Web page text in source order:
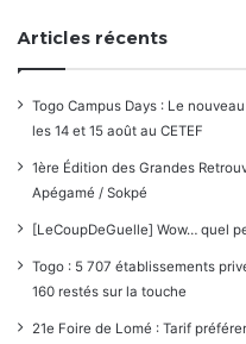
Articles récents
Togo Campus Days : Le
les 14 et 15 août au CETEF
1ère Édition des Grandes
Apégamé / Sokpé
[LeCoupDeGuelle] Wow… quel
Togo : 5 707 établissements
160 restés sur la touche
21e Foire de Lomé : Tarif